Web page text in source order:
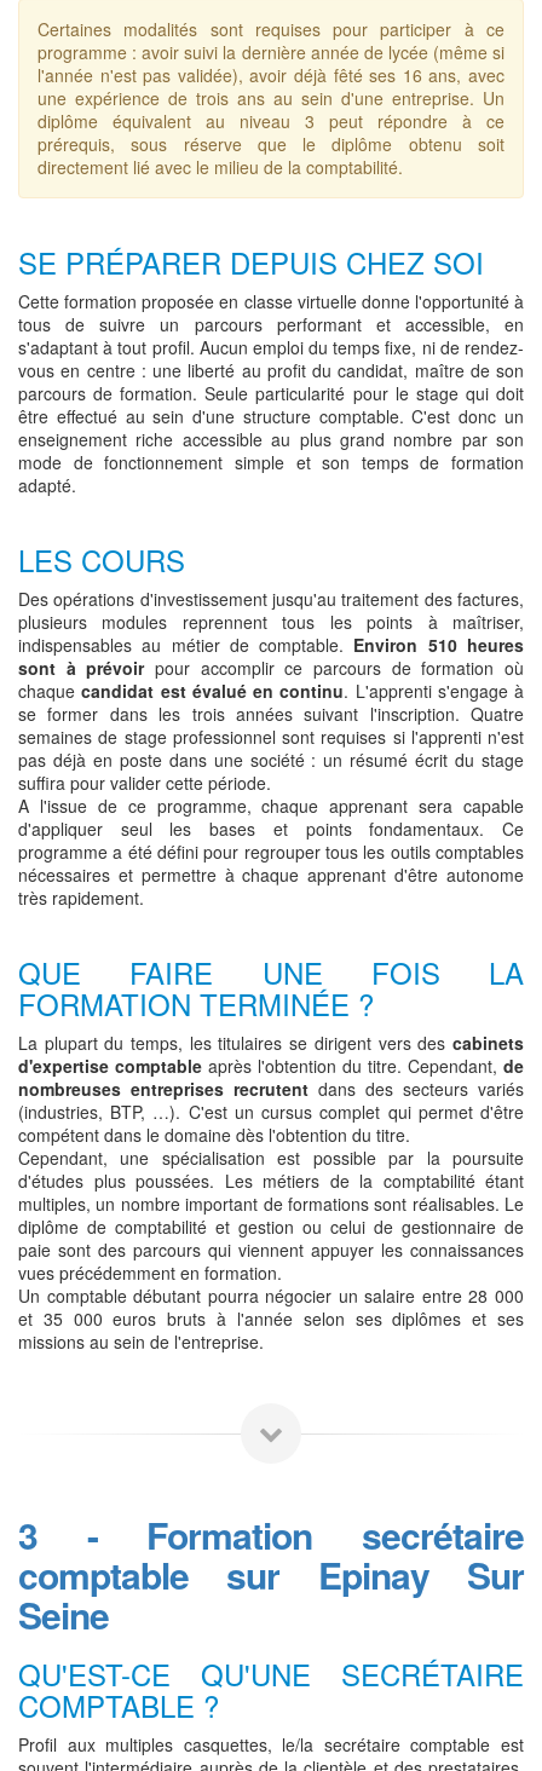
Certaines modalités sont requises pour participer à ce
programme : avoir suivi la dernière année de lycée (même si
l'année n'est pas validée), avoir déjà fêté ses 16 ans, avec
une expérience de trois ans au sein d'une entreprise. Un
diplôme équivalent au niveau 3 peut répondre à ce
prérequis, sous réserve que le diplôme obtenu soit
directement lié avec le milieu de la comptabilité.
SE PRÉPARER DEPUIS CHEZ SOI
Cette formation proposée en classe virtuelle donne l'opportunité à
tous de suivre un parcours performant et accessible, en
s'adaptant à tout profil. Aucun emploi du temps fixe, ni de rendez-
vous en centre : une liberté au profit du candidat, maître de son
parcours de formation. Seule particularité pour le stage qui doit
être effectué au sein d'une structure comptable. C'est donc un
enseignement riche accessible au plus grand nombre par son
mode de fonctionnement simple et son temps de formation
adapté.
LES COURS
Des opérations d'investissement jusqu'au traitement des factures,
plusieurs modules reprennent tous les points à maîtriser,
indispensables au métier de comptable. Environ 510 heures
sont à prévoirpour accomplir ce parcours de formation où
chaquecandidat est évalué en continu. L'apprenti s'engage à
se former dans les trois années suivant l'inscription. Quatre
semaines de stage professionnel sont requises si l'apprenti n'est
pas déjà en poste dans une société : un résumé écrit du stage
suffira pour valider cette période.
A l'issue de ce programme, chaque apprenant sera capable
d'appliquer seul les bases et points fondamentaux. Ce
programme a été défini pour regrouper tous les outils comptables
nécessaires et permettre à chaque apprenant d'être autonome
très rapidement.
QUE FAIRE UNE FOIS LA
FORMATION TERMINÉE ?
La plupart du temps, les titulaires se dirigent vers des cabinets
d'expertise comptable après l'obtention du titre. Cependant, de
nombreuses entreprises recrutent dans des secteurs variés
(industries, BTP, …). C'est un cursus complet qui permet d'être
compétent dans le domaine dès l'obtention du titre.
Cependant, une spécialisation est possible par la poursuite
d'études plus poussées. Les métiers de la comptabilité étant
multiples, un nombre important de formations sont réalisables. Le
diplôme de comptabilité et gestion ou celui de gestionnaire de
paie sont des parcours qui viennent appuyer les connaissances
vues précédemment en formation.
Un comptable débutant pourra négocier un salaire entre 28 000
et 35 000 euros bruts à l'année selon ses diplômes et ses
missions au sein de l'entreprise.
3 - Formation secrétaire
comptable sur Epinay Sur
Seine
QU'EST-CE QU'UNE SECRÉTAIRE
COMPTABLE ?
Profil aux multiples casquettes, le/la secrétaire comptable est